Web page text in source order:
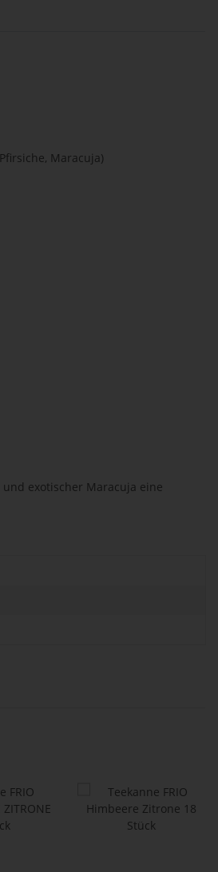
Maracuja)
exotischer Maracuja eine